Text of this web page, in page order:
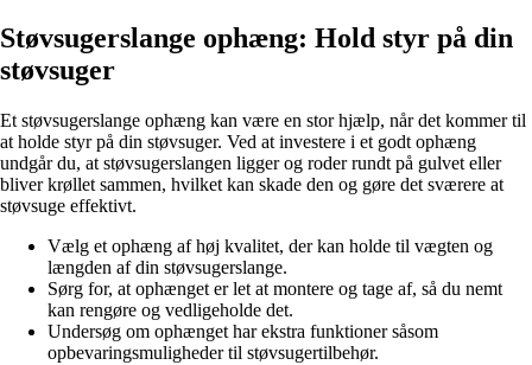
Støvsugerslange ophæng: Hold styr på din
støvsuger
Et støvsugerslange ophæng kan være en stor hjælp, når det kommer til
at holde styr på din støvsuger. Ved at investere i et godt ophæng
undgår du, at støvsugerslangen ligger og roder rundt på gulvet eller
bliver krøllet sammen, hvilket kan skade den og gøre det sværere at
støvsuge effektivt.
Vælg et ophæng af høj kvalitet, der kan holde til vægten og
længden af din støvsugerslange.
Sørg for, at ophænget er let at montere og tage af, så du nemt
kan rengøre og vedligeholde det.
Undersøg om ophænget har ekstra funktioner såsom
opbevaringsmuligheder til støvsugertilbehør.